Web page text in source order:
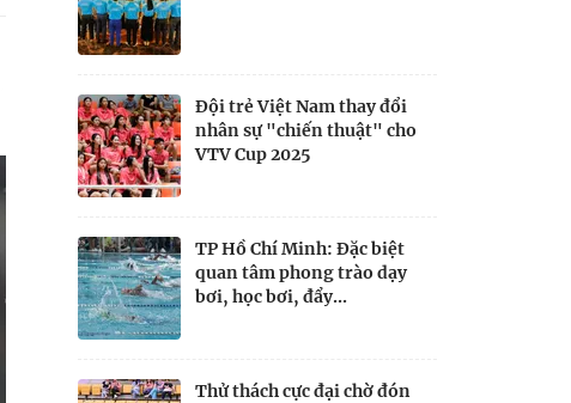
Đội trẻ Việt Nam thay đổi
nhân sự "chiến thuật" cho
VTV Cup 2025
TP Hồ Chí Minh: Đặc biệt
quan tâm phong trào dạy
bơi, học bơi, đẩy...
Thử thách cực đại chờ đón